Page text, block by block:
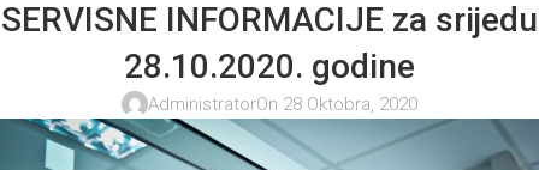
SERVISNE INFORMACIJE za srijedu
28.10.2020. godine
AdministratorOn 28 Oktobra, 2020